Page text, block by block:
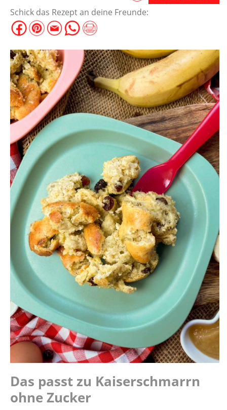
Schick das Rezept an deine Freunde:
Das passt zu Kaiserschmarrn
ohne Zucker